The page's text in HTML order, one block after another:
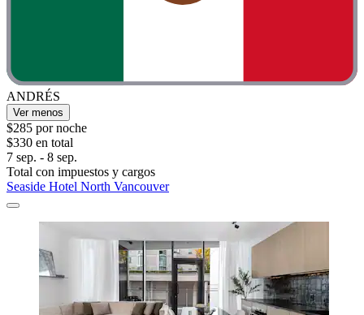
ANDRÉS
Ver menos
$285 por noche
$330 en total
7 sep. - 8 sep.
Total con impuestos y cargos
Seaside Hotel North Vancouver